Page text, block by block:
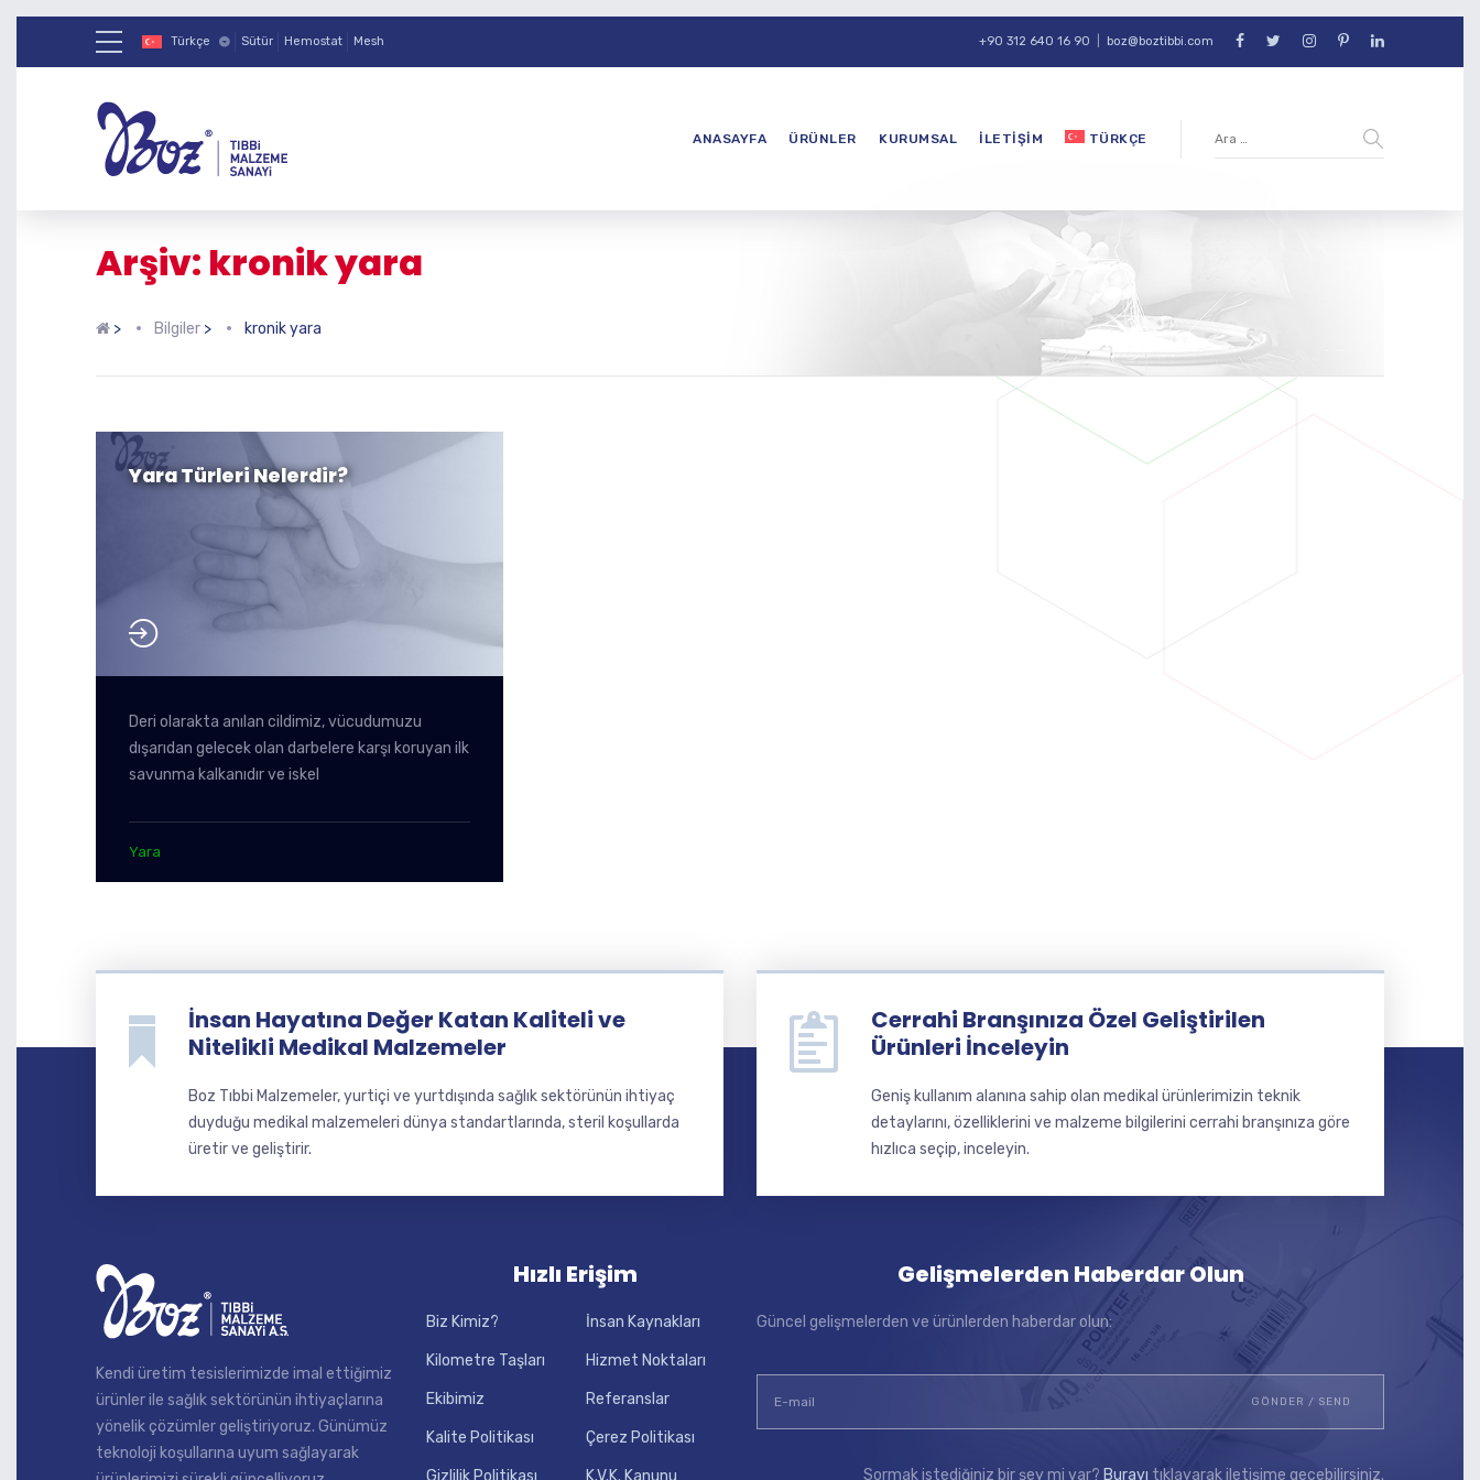
Türkçe Sütür Hemostat Mesh +90 312 640 16 90 boz@boztibbi.com
ANASAYFA ÜRÜNLER KURUMSAL İLETIŞIM TÜRKÇE
Arşiv: kronik yara
> Bilgiler > kronik yara
Yara Türleri Nelerdir?
Deri olarakta anılan cildimiz, vücudumuzu
dışarıdan gelecek olan darbelere karşı koruyan ilk
savunma kalkanıdır ve iskel
Yara
İnsan Hayatına Değer Katan Kaliteli ve
Nitelikli Medikal Malzemeler
Boz Tıbbi Malzemeler, yurtiçi ve yurtdışında sağlık sektörünün ihtiyaç
duyduğu medikal malzemeleri dünya standartlarında, steril koşullarda
üretir ve geliştirir.
Cerrahi Branşınıza Özel Geliştirilen
Ürünleri İnceleyin
Geniş kullanım alanına sahip olan medikal ürünlerimizin teknik
detaylarını, özelliklerini ve malzeme bilgilerini cerrahi branşınıza göre
hızlıca seçip, inceleyin.
Kendi üretim tesislerimizde imal ettiğimiz
ürünler ile sağlık sektörünün ihtiyaçlarına
yönelik çözümler geliştiriyoruz. Günümüz
teknoloji koşullarına uyum sağlayarak
Hızlı Erişim
Biz Kimiz? İnsan Kaynakları
Kilometre Taşları Hizmet Noktaları
Ekibimiz Referanslar
Kalite Politikası Çerez Politikası
Gizlilik Politikası K.V.K. Kanunu
Gelişmelerden Haberdar Olun
Güncel gelişmelerden ve ürünlerden haberdar olun:
Sormak istediğiniz bir şey mi var? Burayı tıklayarak iletişime geçebilirsiniz.